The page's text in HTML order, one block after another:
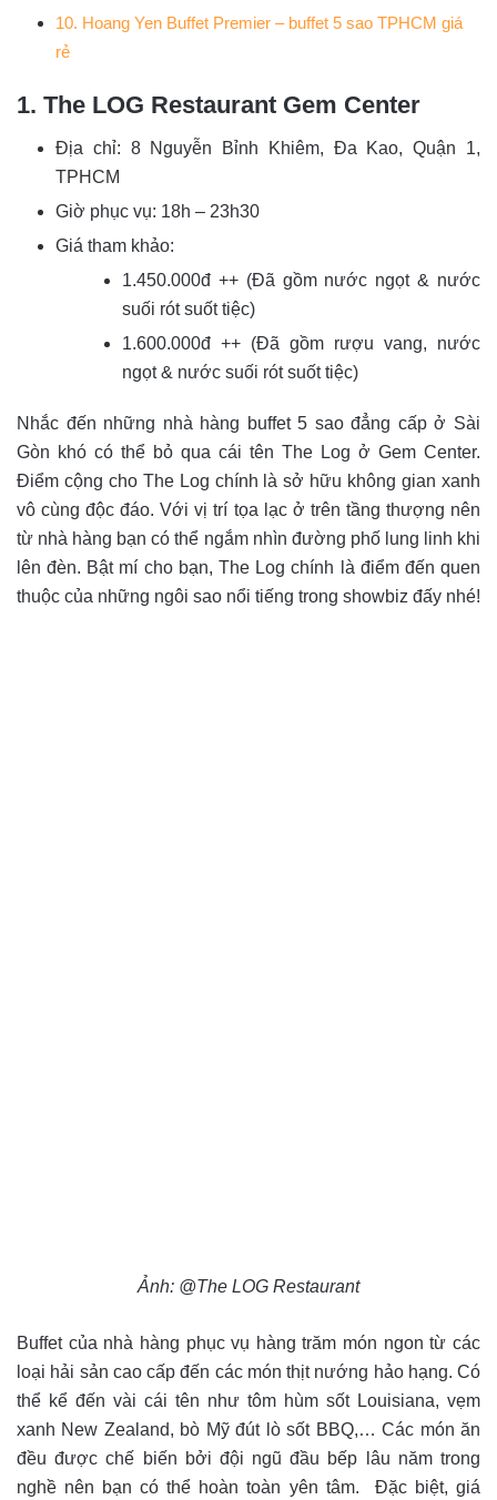
10. Hoang Yen Buffet Premier – buffet 5 sao TPHCM giá
rẻ
1. The LOG Restaurant Gem Center
Địa chỉ: 8 Nguyễn Bỉnh Khiêm, Đa Kao, Quận 1,
TPHCM
Giờ phục vụ: 18h – 23h30
Giá tham khảo:
1.450.000đ ++ (Đã gồm nước ngọt & nước
suối rót suốt tiệc)
1.600.000đ ++ (Đã gồm rượu vang, nước
ngọt & nước suối rót suốt tiệc)
Nhắc đến những nhà hàng buffet 5 sao đẳng cấp ở Sài
Gòn khó có thể bỏ qua cái tên The Log ở Gem Center.
Điểm cộng cho The Log chính là sở hữu không gian xanh
vô cùng độc đáo. Với vị trí tọa lạc ở trên tầng thượng nên
từ nhà hàng bạn có thể ngắm nhìn đường phố lung linh khi
lên đèn. Bật mí cho bạn, The Log chính là điểm đến quen
thuộc của những ngôi sao nổi tiếng trong showbiz đấy nhé!
Ảnh: @The LOG Restaurant
Buffet của nhà hàng phục vụ hàng trăm món ngon từ các
loại hải sản cao cấp đến các món thịt nướng hảo hạng. Có
thể kể đến vài cái tên như tôm hùm sốt Louisiana, vẹm
xanh New Zealand, bò Mỹ đút lò sốt BBQ,… Các món ăn
đều được chế biến bởi đội ngũ đầu bếp lâu năm trong
nghề nên bạn có thể hoàn toàn yên tâm. Đặc biệt, giá